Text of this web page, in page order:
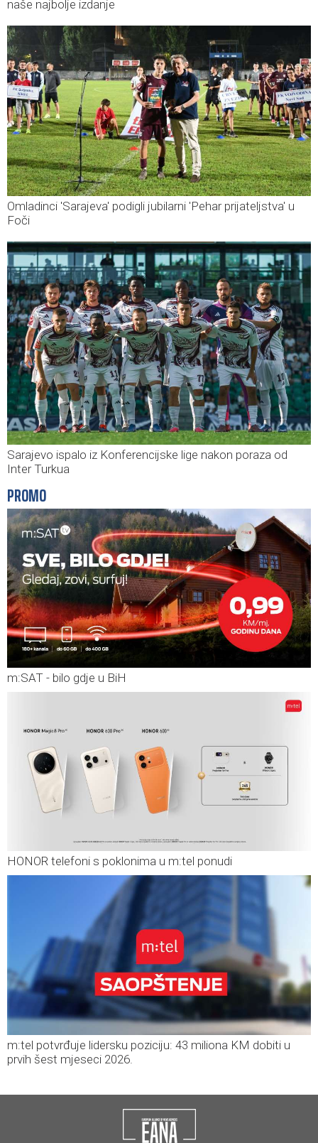
naše najbolje izdanje
Omladinci 'Sarajeva' podigli jubilarni 'Pehar prijateljstva' u
Foči
Sarajevo ispalo iz Konferencijske lige nakon poraza od
Inter Turkua
PROMO
m:SAT - bilo gdje u BiH
HONOR telefoni s poklonima u m:tel ponudi
m:tel potvrđuje lidersku poziciju: 43 miliona KM dobiti u
prvih šest mjeseci 2026.